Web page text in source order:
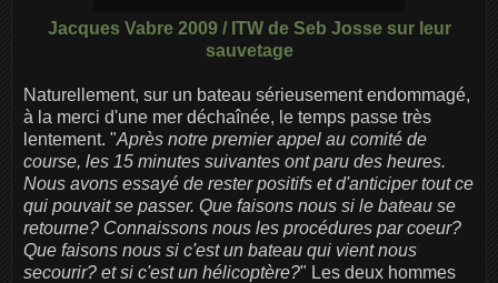
Jacques Vabre 2009 / ITW de Seb Josse sur leur
sauvetage
Naturellement, sur un bateau sérieusement endommagé,
à la merci d'une mer déchaînée, le temps passe très
lentement. "Après notre premier appel au comité de
course, les 15 minutes suivantes ont paru des heures.
Nous avons essayé de rester positifs et d'anticiper tout ce
qui pouvait se passer. Que faisons nous si le bateau se
retourne? Connaissons nous les procédures par coeur?
Que faisons nous si c'est un bateau qui vient nous
secourir? et si c'est un hélicoptère?" Les deux hommes